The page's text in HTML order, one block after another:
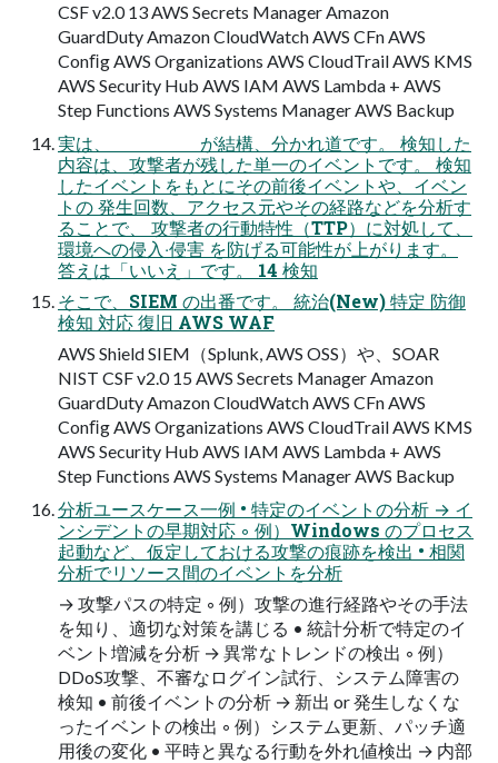
CSF v2.0 13 AWS Secrets Manager Amazon
GuardDuty Amazon CloudWatch AWS CFn AWS
Conﬁg AWS Organizations AWS CloudTrail AWS KMS
AWS Security Hub AWS IAM AWS Lambda + AWS
Step Functions AWS Systems Manager AWS Backup
実は、 が結構、分かれ道です。 検知した
内容は、攻撃者が残した単⼀のイベントです。 検知
したイベントをもとにその前後イベントや、イベン
トの 発⽣回数、アクセス元やその経路などを分析す
ることで、 攻撃者の⾏動特性（TTP）に対処して、
環境への侵⼊‧侵害 を防げる可能性が上がります。
答えは「いいえ」です。 14 検知
そこで、SIEM の出番です。 統治(New) 特定 防御
検知 対応 復旧 AWS WAF
AWS Shield SIEM（Splunk, AWS OSS）や、SOAR
NIST CSF v2.0 15 AWS Secrets Manager Amazon
GuardDuty Amazon CloudWatch AWS CFn AWS
Conﬁg AWS Organizations AWS CloudTrail AWS KMS
AWS Security Hub AWS IAM AWS Lambda + AWS
Step Functions AWS Systems Manager AWS Backup
分析ユースケース⼀例 • 特定のイベントの分析 → イ
ンシデントの早期対応 ◦ 例）Windows のプロセス
起動など、仮定しておける攻撃の痕跡を検出 • 相関
分析でリソース間のイベントを分析
→ 攻撃パスの特定 ◦ 例）攻撃の進⾏経路やその⼿法
を知り、適切な対策を講じる • 統計分析で特定のイ
ベント増減を分析 → 異常なトレンドの検出 ◦ 例）
DDoS攻撃、不審なログイン試⾏、システム障害の
検知 • 前後イベントの分析 → 新出 or 発⽣しなくな
ったイベントの検出 ◦ 例）システム更新、パッチ適
⽤後の変化 • 平時と異なる⾏動を外れ値検出 → 内部